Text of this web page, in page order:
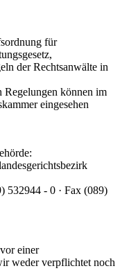
für
der Rechtsanwälte in
Regelungen können im
eingesehen
532944 - 0 · Fax (089)
einer
weder verpflichtet noch